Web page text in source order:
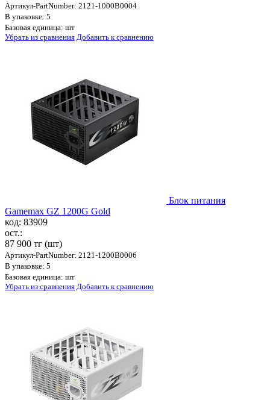
Артикул-PartNumber: 2121-1000B0004
В упаковке: 5
Базовая единица: шт
Убрать из сравнения Добавить к сравнению
Блок питания
Gamemax GZ 1200G Gold
код: 83909
ост.:
87 900 тг (шт)
Артикул-PartNumber: 2121-1200B0006
В упаковке: 5
Базовая единица: шт
Убрать из сравнения Добавить к сравнению